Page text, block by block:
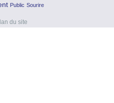
Public Sourire
du site